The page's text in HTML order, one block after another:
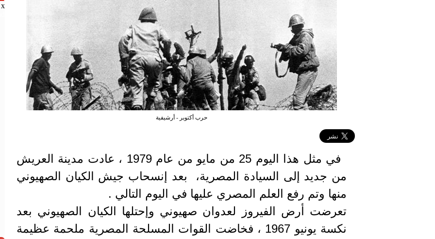
حرب أكتوبر - أرشيفية
في مثل هذا اليوم 25 من مايو من عام 1979 ، عادت مدينة العريش
من جديد إلى السيادة المصرية، بعد إنسحاب جيش الكيان الصهيوني
منها وتم رفع العلم المصري عليها في اليوم التالي .
تعرضت أرض الفيروز لعدوان صهيوني وإحتلها الكيان الصهيوني بعد
نكسة يونيو 1967 ، فخاضت القوات المسلحة المصرية ملحمة عظيمة
x